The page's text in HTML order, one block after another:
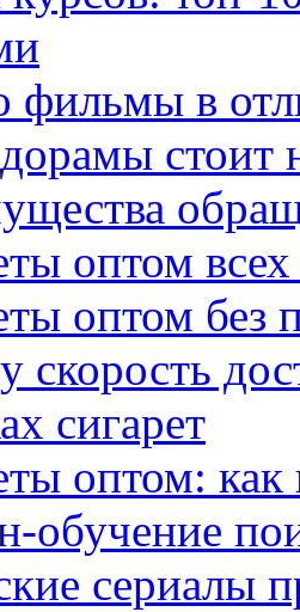
фильмы в
стоит
оптом
оптом без
скорость
сигарет
оптом:
обучение
сериалы